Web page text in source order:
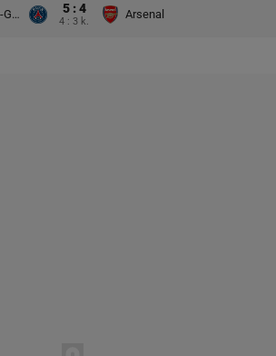
Paris Saint-Germain 5 : 4
4 : 3 k.
Arsenal